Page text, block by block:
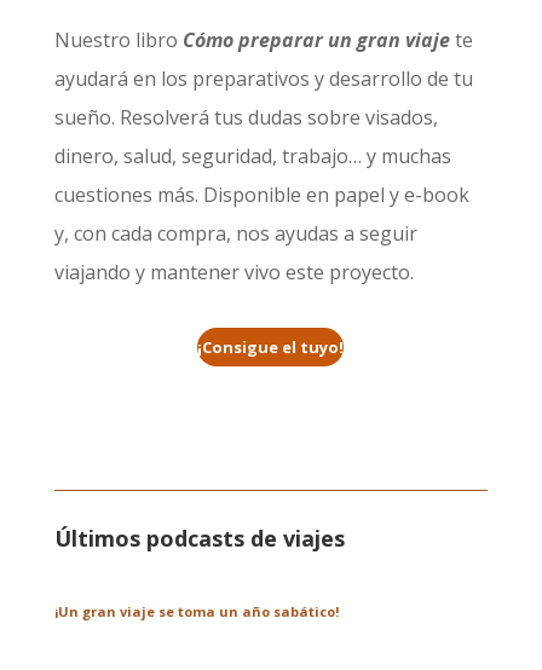
Nuestro libro Cómo preparar un gran viajete
ayudará en los preparativos y desarrollo de tu
sueño. Resolverá tus dudas sobre visados,
dinero, salud, seguridad, trabajo… y muchas
cuestiones más. Disponible en papel y e-book
y, con cada compra, nos ayudas a seguir
viajando y mantener vivo este proyecto.
¡Consigue el tuyo!
Últimos podcasts de viajes
¡Un gran viaje se toma un año sabático!